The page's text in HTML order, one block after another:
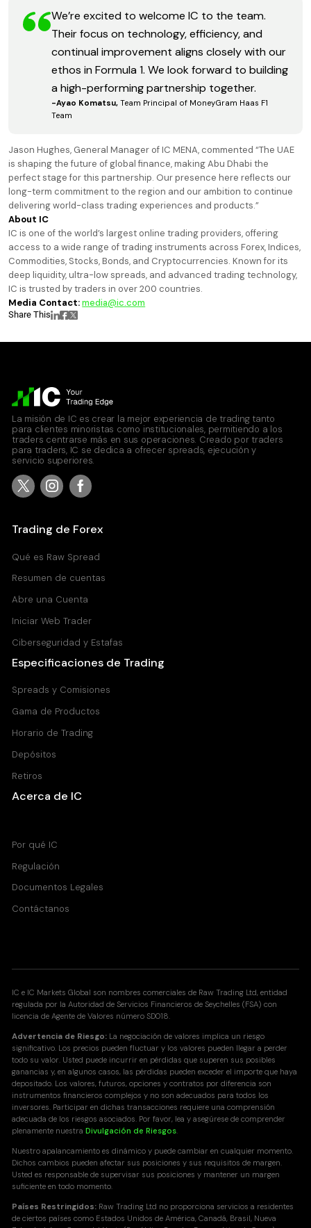
We’re excited to welcome IC to the team.
Their focus on technology, efficiency, and
continual improvement aligns closely with our
ethos in Formula 1. We look forward to building
a high-performing partnership together.
-Ayao Komatsu,Team Principal of MoneyGram Haas F1
Team
Jason Hughes, General Manager of IC MENA, commented “The UAE
is shaping the future of global finance, making Abu Dhabi the
perfect stage for this partnership. Our presence here reflects our
long-term commitment to the region and our ambition to continue
delivering world-class trading experiences and products.”
About IC
IC is one of the world’s largest online trading providers, offering
access to a wide range of trading instruments across Forex, Indices,
Commodities, Stocks, Bonds, and Cryptocurrencies. Known for its
deep liquidity, ultra-low spreads, and advanced trading technology,
IC is trusted by traders in over 200 countries.
Media Contact:media@ic.com
Share This
La misión de IC es crear la mejor experiencia de trading tanto
para clientes minoristas como institucionales, permitiendo a los
traders centrarse más en sus operaciones. Creado por traders
para traders, IC se dedica a ofrecer spreads, ejecución y
servicio superiores.
Trading de Forex
Qué es Raw Spread
Resumen de cuentas
Abre una Cuenta
Iniciar Web Trader
Ciberseguridad y Estafas
Especificaciones de Trading
Spreads y Comisiones
Gama de Productos
Horario de Trading
Depósitos
Retiros
Acerca de IC
Por qué IC
Regulación
Documentos Legales
Contáctanos
IC e IC Markets Global son nombres comerciales de Raw Trading Ltd, entidad
regulada por la Autoridad de Servicios Financieros de Seychelles (FSA) con
licencia de Agente de Valores número SD018.
Advertencia de Riesgo: La negociación de valores implica un riesgo
significativo. Los precios pueden fluctuar y los valores pueden llegar a perder
todo su valor. Usted puede incurrir en pérdidas que superen sus posibles
ganancias y, en algunos casos, las pérdidas pueden exceder el importe que haya
depositado. Los valores, futuros, opciones y contratos por diferencia son
instrumentos financieros complejos y no son adecuados para todos los
inversores. Participar en dichas transacciones requiere una comprensión
adecuada de los riesgos asociados. Por favor, lea y asegúrese de comprender
plenamente nuestraDivulgación de Riesgos.
Nuestro apalancamiento es dinámico y puede cambiar en cualquier momento.
Dichos cambios pueden afectar sus posiciones y sus requisitos de margen.
Usted es responsable de supervisar sus posiciones y mantener un margen
suficiente en todo momento.
Países Restringidos: Raw Trading Ltd no proporciona servicios a residentes
de ciertos países como Estados Unidos de América, Canadá, Brasil, Nueva